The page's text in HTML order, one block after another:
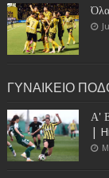
ΓΥΝΑΙΚΕΙΟ
Α'
|